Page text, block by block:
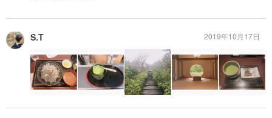
S.T 2019年10月17日